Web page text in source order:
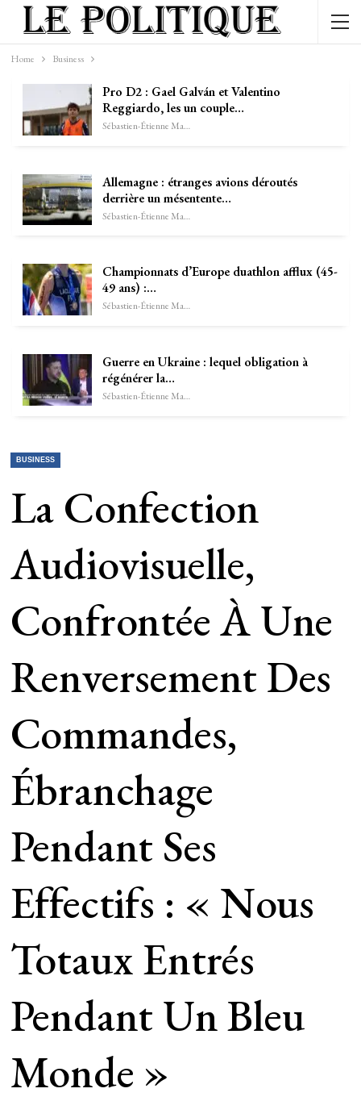
Home Business
Pro D2 : Gael Galván et Valentino
Reggiardo, les un couple…
Sébastien-Étienne Marechal
Allemagne : étranges avions déroutés
derrière un mésentente…
Sébastien-Étienne Marechal
Championnats d’Europe duathlon afflux (45-
49 ans) :…
Sébastien-Étienne Marechal
Guerre en Ukraine : lequel obligation à
régénérer la…
Sébastien-Étienne Marechal
BUSINESS
La Confection
Audiovisuelle,
Confrontée À Une
Renversement Des
Commandes,
Ébranchage
Pendant Ses
Effectifs : « Nous
Totaux Entrés
Pendant Un Bleu
Monde »